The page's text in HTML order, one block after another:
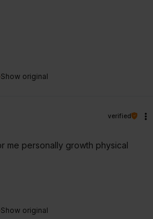
Show original
Show original
verified
me personally growth physical